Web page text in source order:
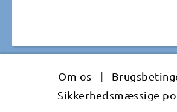
Om os |
Sikkerhedsmæssige